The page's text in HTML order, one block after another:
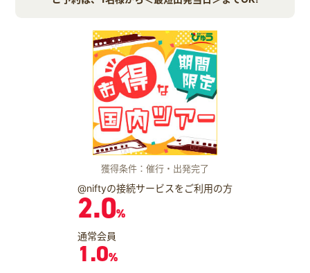
獲得条件：催行・出発完了
@niftyの接続サービスをご利用の方
2.0%
通常会員
1.0%